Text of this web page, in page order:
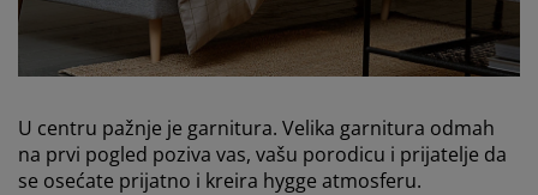
U centru pažnje je garnitura. Velika garnitura odmah
na prvi pogled poziva vas, vašu porodicu i prijatelje da
se osećate prijatno i kreira hygge atmosferu.